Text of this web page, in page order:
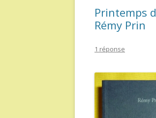
Printemps
Rémy Prin
1 réponse